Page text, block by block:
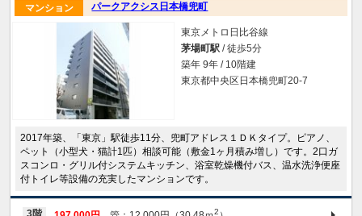
パークアクシス日本橋兜町
マンション
東京メトロ日比谷線
茅場町駅 / 徒歩5分
築年 9年 / 10階建
東京都中央区日本橋兜町20-7
2017年築、「東京」駅徒歩11分、兜町アドレス１ＤＫタイプ。ピアノ、
ペット（小型犬・猫計1匹）相談可能（敷金1ヶ月積み増し）です。2口ガ
スコンロ・グリル付システムキッチン、浴室乾燥機付バス、温水洗浄便座
付トイレ等設備の充実したマンションです。
3階 2